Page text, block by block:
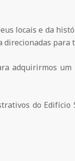
locais e da
direcionadas para
adquirirmos um
do Edifício